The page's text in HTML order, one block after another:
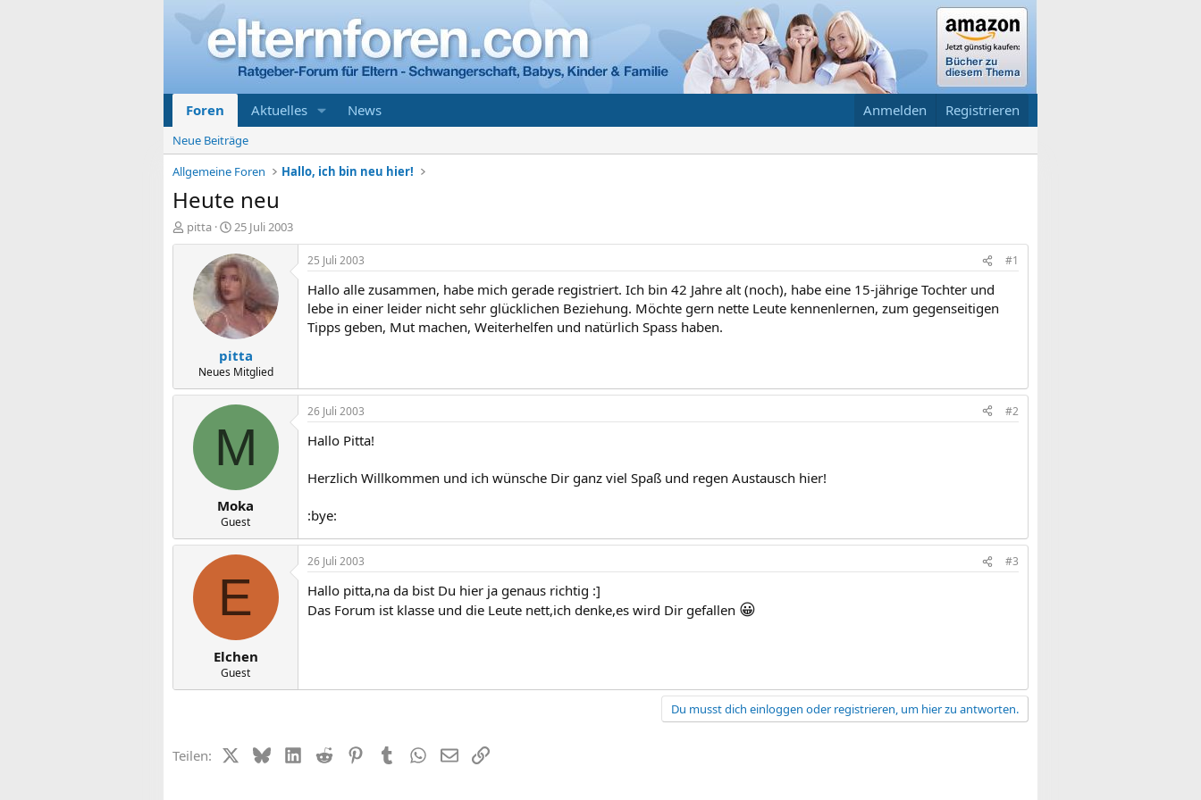
Foren Aktuelles News Anmelden Registrieren
Neue Beiträge
Allgemeine Foren
Hallo, ich bin neu hier!
Heute neu
E
r
pitta
E
r
s
t
l
l
t
a
m
25 Juli 2003
pitta
Neues Mitglied
25 Juli 2003 #1
Hallo alle zusammen, habe mich gerade registriert. Ich bin 42 Jahre alt (noch), habe eine 15-jährige Tochter und
lebe in einer leider nicht sehr glücklichen Beziehung. Möchte gern nette Leute kennenlernen, zum gegenseitigen
Tipps geben, Mut machen, Weiterhelfen und natürlich Spass haben.
M
Moka
Guest
26 Juli 2003 #2
Hallo Pitta!
Herzlich Willkommen und ich wünsche Dir ganz viel Spaß und regen Austausch hier!
:bye:
E
Elchen
Guest
26 Juli 2003 #3
Hallo pitta,na da bist Du hier ja genaus richtig :]
Das Forum ist klasse und die Leute nett,ich denke,es wird Dir gefallen 😀
Du musst dich einloggen oder registrieren, um hier zu antworten.
Teilen: X (Twitter)
BlueskyLinkedIn
Reddit PinterestTumblrWhatsApp
E-MailLink